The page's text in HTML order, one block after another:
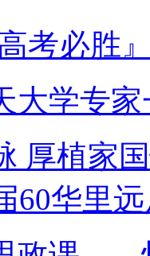
高考必胜
大学专
厚植家
60华里